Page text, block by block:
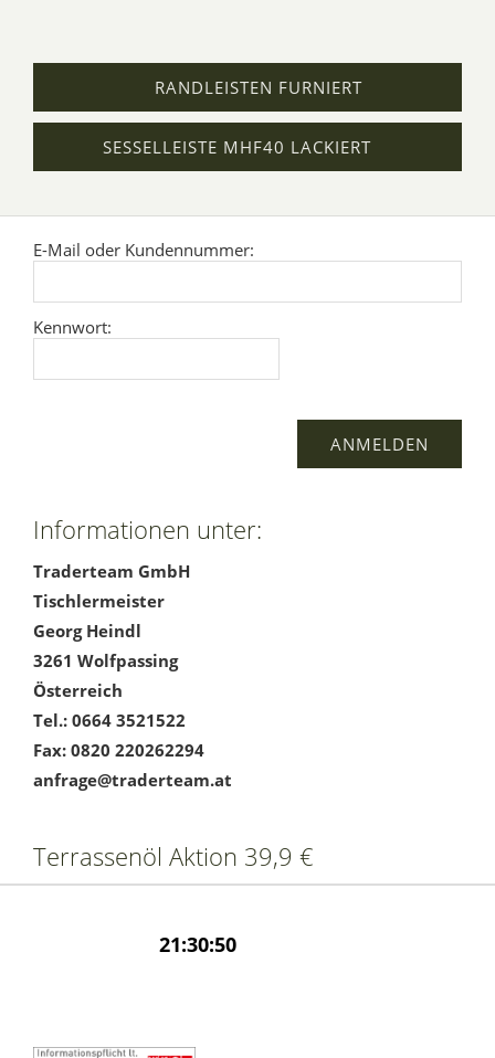
RANDLEISTEN FURNIERT
SESSELLEISTE MHF40 LACKIERT
E-Mail oder Kundennummer:
Kennwort:
Informationen unter:
Traderteam GmbH
Tischlermeister
Georg Heindl
3261 Wolfpassing
Österreich
Tel.: 0664 3521522
Fax: 0820 220262294
anfrage@traderteam.at
Terrassenöl Aktion 39,9 €